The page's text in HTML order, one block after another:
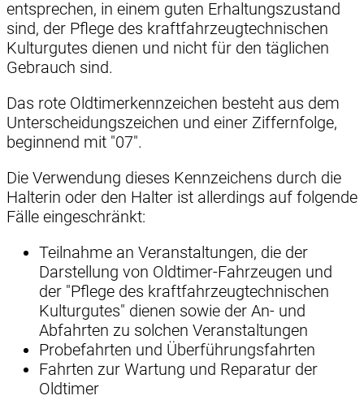
entsprechen, in einem guten Erhaltungszustand
sind, der Pflege des kraftfahrzeugtechnischen
Kulturgutes dienen und nicht für den täglichen
Gebrauch sind.
Das rote Oldtimerkennzeichen besteht aus dem
Unterscheidungszeichen und einer Ziffernfolge,
beginnend mit "07".
Die Verwendung dieses Kennzeichens durch die
Halterin oder den Halter ist allerdings auf folgende
Fälle eingeschränkt:
Teilnahme an Veranstaltungen, die der
Darstellung von Oldtimer-Fahrzeugen und
der "Pflege des kraftfahrzeugtechnischen
Kulturgutes" dienen sowie der An- und
Abfahrten zu solchen Veranstaltungen
Probefahrten und Überführungsfahrten
Fahrten zur Wartung und Reparatur der
Oldtimer